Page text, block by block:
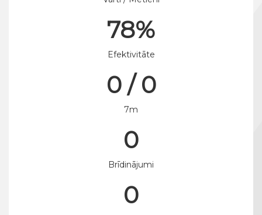
78%
Efektivitāte
0 / 0
7m
0
Brīdinājumi
0